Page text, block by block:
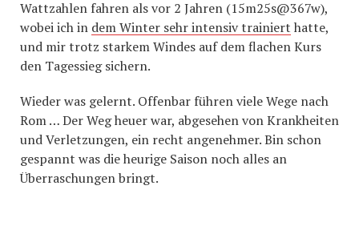
Wattzahlen fahren als vor 2 Jahren (15m25s@367w),
wobei ich in dem Winter sehr intensiv trainiert hatte,
und mir trotz starkem Windes auf dem flachen Kurs
den Tagessieg sichern.
Wieder was gelernt. Offenbar führen viele Wege nach
Rom … Der Weg heuer war, abgesehen von Krankheiten
und Verletzungen, ein recht angenehmer. Bin schon
gespannt was die heurige Saison noch alles an
Überraschungen bringt.